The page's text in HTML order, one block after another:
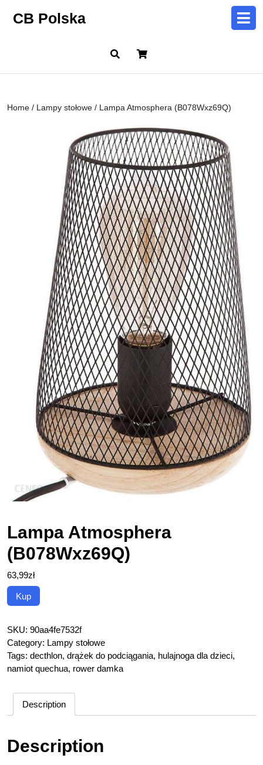
CB Polska
Cart
Home / Lampy stołowe / Lampa Atmosphera (B078Wxz69Q)
Lampa Atmosphera
(B078Wxz69Q)
63,99zł
Kup
SKU: 90aa4fe7532f
Category: Lampy stołowe
Tags: decthlon, drążek do podciągania, hulajnoga dla dzieci,
namiot quechua, rower damka
Description
Description